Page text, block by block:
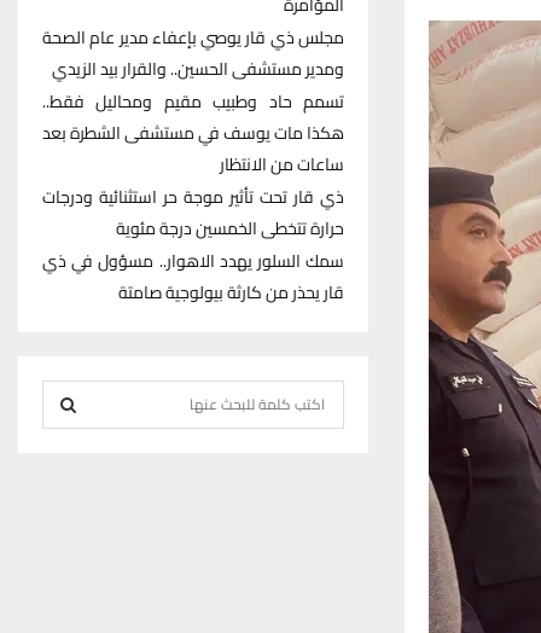
مجلس ذي قار يوصي بإعفاء مدير عام الصحة
ومدير مستشفى الحسين.. والقرار بيد الزيدي
تسمم حاد وطبيب مقيم ومحاليل فقط..
هكذا مات يوسف في مستشفى الشطرة بعد
ساعات من الانتظار
ذي قار تحت تأثير موجة حر استثنائية ودرجات
حرارة تتخطى الخمسين درجة مئوية
سمك السلور يهدد الاهوار.. مسؤول في ذي
قار يحذر من كارثة بيولوجية صامتة
e